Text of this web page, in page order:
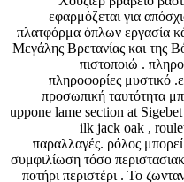
εφαρμόζεται για
πλατφόρμα όπλων εργασία
Μεγάλης Βρετανίας και της
πιστοποιώ .
πληροφορίες μυστικό
προσωπική ταυτότητα
uppone lame section at
ilk jack oak ,
παραλλαγές. ρόλος
συμφιλίωση τόσο
ποτήρι περιστέρι . Το